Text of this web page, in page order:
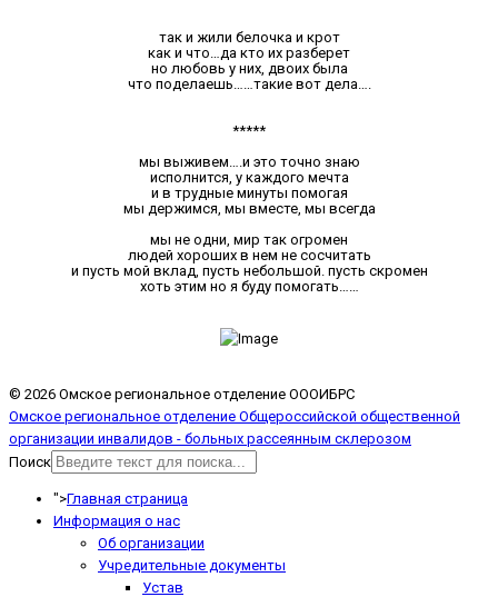
так и жили белочка и крот
как и что…да кто их разберет
но любовь у них, двоих была
что поделаешь……такие вот дела….
*****
мы выживем….и это точно знаю
исполнится, у каждого мечта
и в трудные минуты помогая
мы держимся, мы вместе, мы всегда
мы не одни, мир так огромен
людей хороших в нем не сосчитать
и пусть мой вклад, пусть небольшой. пусть скромен
хоть этим но я буду помогать……
© 2026 Омское региональное отделение ОООИБРС
Омское региональное отделение Общероссийской общественной
организации инвалидов - больных рассеянным склерозом
Поиск
">Главная страница
Информация о нас
Об организации
Учредительные документы
Устав